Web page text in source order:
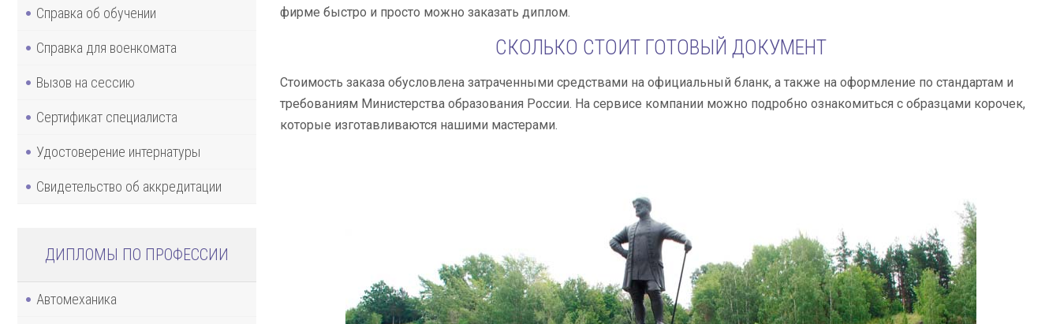
Справка об обучении
Справка для военкомата
Вызов на сессию
Сертификат специалиста
Удостоверение интернатуры
Свидетельство об аккредитации
ДИПЛОМЫ ПО ПРОФЕССИИ
Автомеханика
фирме быстро и просто можно заказать диплом.
СКОЛЬКО СТОИТ ГОТОВЫЙ ДОКУМЕНТ
Стоимость заказа обусловлена затраченными средствами на официальный бланк, а также на оформление по стандартам и
требованиям Министерства образования России. На сервисе компании можно подробно ознакомиться с образцами корочек,
которые изготавливаются нашими мастерами.